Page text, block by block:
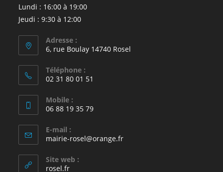
Lundi : 16:00 à 19:00
Jeudi : 9:30 à 12:00
Adresse :
6, rue Boulay 14740 Rosel
Téléphone :
02 31 80 01 51
Mobile :
06 88 19 35 79
E-mail :
mairie-rosel@orange.frS’ouvre
Site web :
rosel.fr